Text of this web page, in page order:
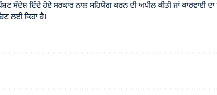
ਸੰਦੇਸ਼ ਦਿੰਦੇ ਹੋਏ ਸਰਕਾਰ ਨਾਲ ਸਹਿਯੋਗ ਕਰਨ ਦੀ ਅਪੀਲ ਕੀਤੀ ਜਾਂ ਕਾਰਵਾਈ
ਲਈ ਕਿਹਾ ਹੈ।